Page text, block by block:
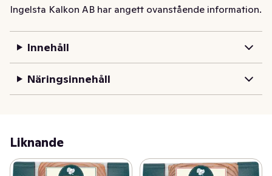
Ingelsta Kalkon AB har angett ovanstående information.
Innehåll
Näringsinnehåll
Liknande